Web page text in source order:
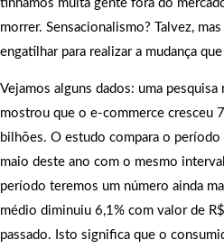
tínhamos muita gente fora do
morrer. Sensacionalismo? Talvez,
engatilhar para realizar a mudança
Vejamos alguns dados: uma
mostrou que o e-commerce cresceu
bilhões. O estudo compara o
maio deste ano com o mesmo
período teremos um número ainda
médio diminuiu 6,1% com valor de
passado. Isto significa que o